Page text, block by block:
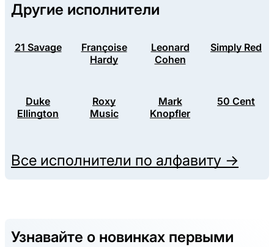
Другие исполнители
21 Savage
Françoise
Hardy
Leonard
Cohen
Simply Red
Duke
Ellington
Roxy
Music
Mark
Knopfler
50 Cent
Все исполнители по алфавиту →
Узнавайте о новинках первыми